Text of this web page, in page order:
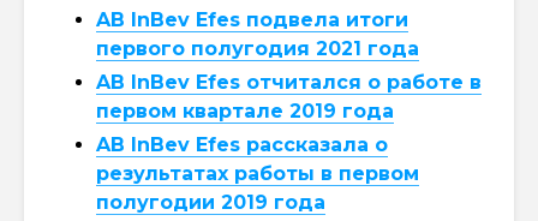
AB InBev Efes подвела итоги
первого полугодия 2021 года
AB InBev Efes отчитался о работе в
первом квартале 2019 года
AB InBev Efes рассказала о
результатах работы в первом
полугодии 2019 года